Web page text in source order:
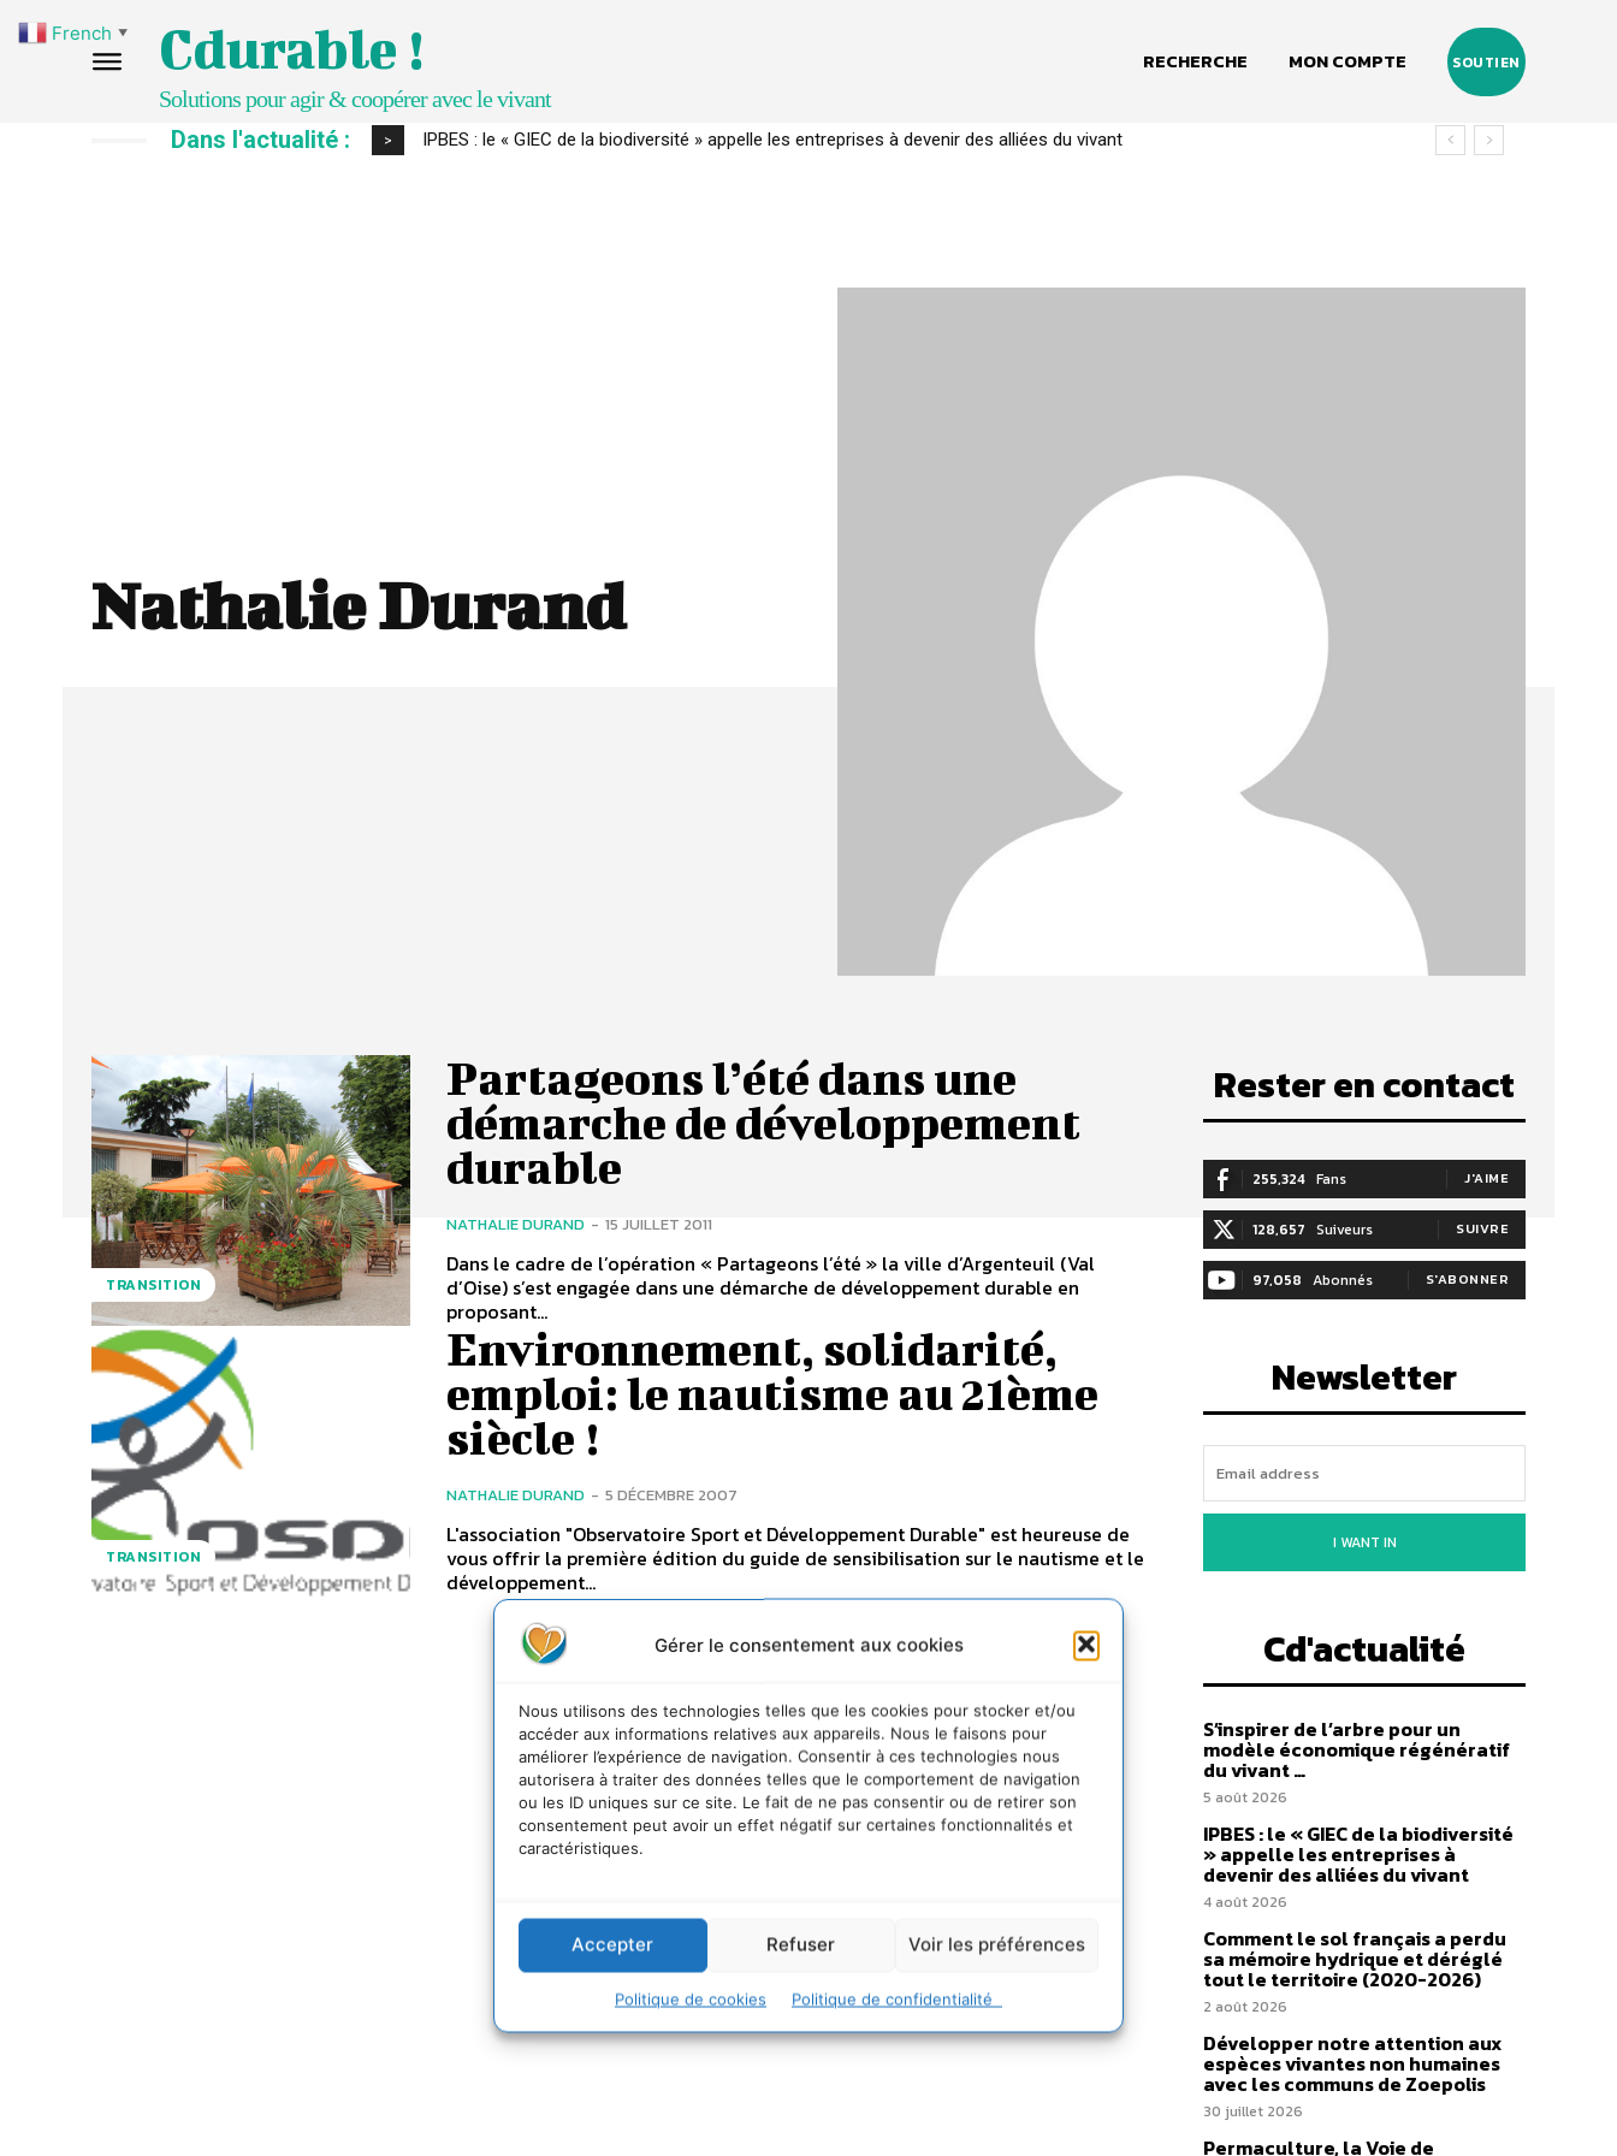
Gérer le consentement aux cookies
Nous utilisons des technologies telles que les cookies pour stocker et/ou
accéder aux informations relatives aux appareils. Nous le faisons pour
améliorer l’expérience de navigation. Consentir à ces technologies nous
autorisera à traiter des données telles que le comportement de navigation
ou les ID uniques sur ce site. Le fait de ne pas consentir ou de retirer son
consentement peut avoir un effet négatif sur certaines fonctionnalités et
caractéristiques.
Accepter Refuser Voir les préférences
Politique de cookies Politique de confidentialité
Cdurable !
Solutions pour agir & coopérer avec le vivant
RECHERCHE MON COMPTE SOUTIEN
Dans l'actualité : > IPBES : le « GIEC de la biodiversité » appelle les entreprises à devenir des alliées du vivant
Comment le sol français a perdu sa mémoire hydrique et déréglé tout le territoire (2020-2026)
Nathalie Durand
TRANSITION
Partageons l’été dans une
démarche de développement
durable
NATHALIE DURAND - 15 JUILLET 2011
Dans le cadre de l’opération « Partageons l’été » la ville d’Argenteuil (Val
d’Oise) s’est engagée dans une démarche de développement durable en
proposant...
TRANSITION
Environnement, solidarité,
emploi: le nautisme au 21ème
siècle !
NATHALIE DURAND - 5 DÉCEMBRE 2007
L'association "Observatoire Sport et Développement Durable" est heureuse de
vous offrir la première édition du guide de sensibilisation sur le nautisme et le
développement...
Rester en contact
255,324 Fans J'AIME
128,657 Suiveurs SUIVRE
97,058 Abonnés S'ABONNER
Newsletter
I WANT IN
Cd'actualité
S’inspirer de l’arbre pour un
modèle économique régénératif
du vivant …
5 août 2026
IPBES : le « GIEC de la biodiversité
» appelle les entreprises à
devenir des alliées du vivant
4 août 2026
Comment le sol français a perdu
sa mémoire hydrique et déréglé
tout le territoire (2020-2026)
2 août 2026
Développer notre attention aux
espèces vivantes non humaines
avec les communs de Zoepolis
30 juillet 2026
Permaculture, la Voie de
French ▼